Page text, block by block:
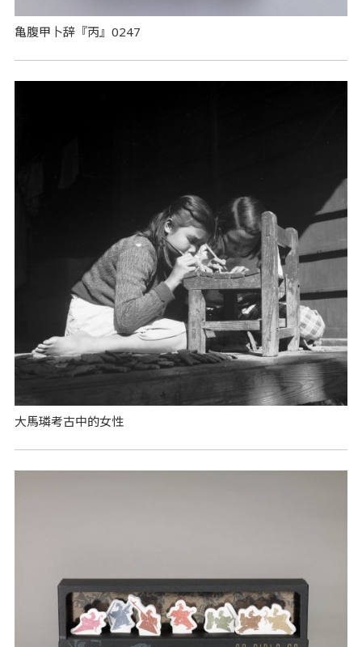
亀腹甲卜辞『丙』0247
大馬璘考古中的女性